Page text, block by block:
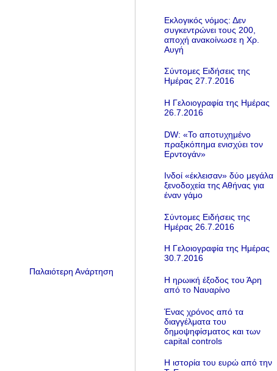
Παλαιότερη Ανάρτηση
Εκλογικός νόμος: Δεν
συγκεντρώνει τους 200,
αποχή ανακοίνωσε η Χρ.
Αυγή
Σύντομες Ειδήσεις της
Ημέρας 27.7.2016
Η Γελοιογραφία της Ημέρας
26.7.2016
DW: «To αποτυχημένο
πραξικόπημα ενισχύει τον
Ερντογάν»
Ινδοί «έκλεισαν» δύο μεγάλα
ξενοδοχεία της Αθήνας για
έναν γάμο
Σύντομες Ειδήσεις της
Ημέρας 26.7.2016
Η Γελοιογραφία της Ημέρας
30.7.2016
Η ηρωική έξοδος του Άρη
από το Ναυαρίνο
Ένας χρόνος από τα
διαγγέλματα του
δημοψηφίσματος και των
capital controls
Η ιστορία του ευρώ από την